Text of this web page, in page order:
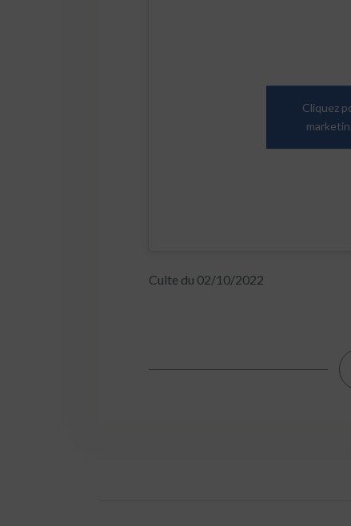
Cliquez
Culte du 02/10/2022